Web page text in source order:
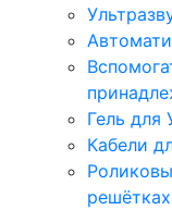
Гель для
Кабели